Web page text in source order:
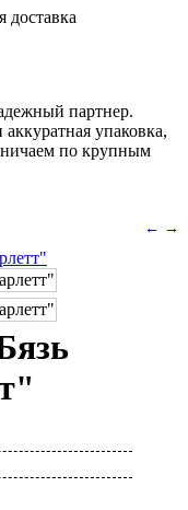
доставка
партнер.
упаковка,
по крупным
← →